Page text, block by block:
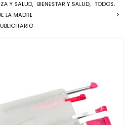
Y SALUD, BIENESTAR Y SALUD, TODOS,
LA MADRE